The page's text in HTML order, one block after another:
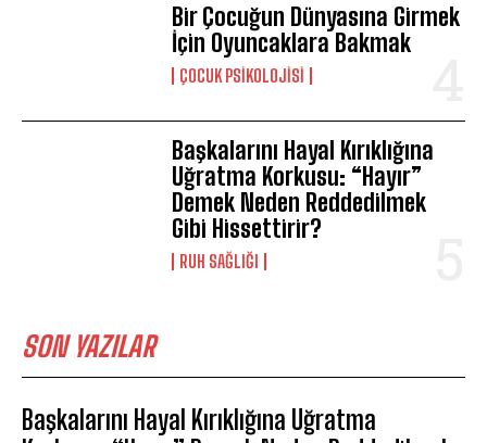
Bir Çocuğun Dünyasına Girmek
İçin Oyuncaklara Bakmak
ÇOCUK PSIKOLOJISI
Başkalarını Hayal Kırıklığına
Uğratma Korkusu: “Hayır”
Demek Neden Reddedilmek
Gibi Hissettirir?
⁠RUH SAĞLIĞI
SON YAZILAR
Başkalarını Hayal Kırıklığına Uğratma